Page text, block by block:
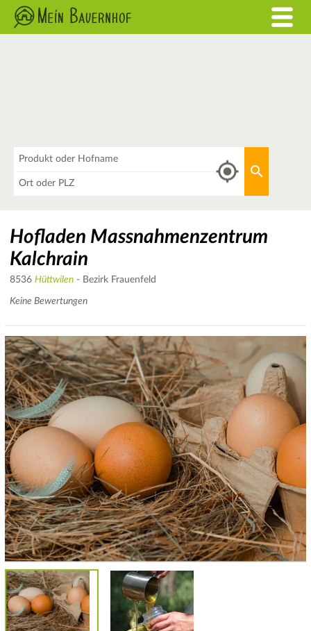
Hofladen Massnahmenzentrum
Kalchrain
8536 Hüttwilen - Bezirk Frauenfeld
Keine Bewertungen